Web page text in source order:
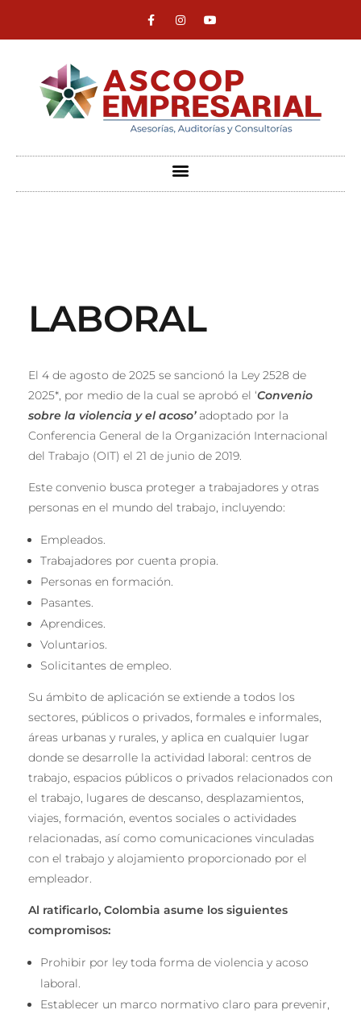
LABORAL
El 4 de agosto de 2025 se sancionó la Ley 2528 de
2025*, por medio de la cual se aprobó el ‘Convenio
sobre la violencia y el acoso’adoptado por la
Conferencia General de la Organización Internacional
del Trabajo (OIT) el 21 de junio de 2019.
Este convenio busca proteger a trabajadores y otras
personas en el mundo del trabajo, incluyendo:
Empleados.
Trabajadores por cuenta propia.
Personas en formación.
Pasantes.
Aprendices.
Voluntarios.
Solicitantes de empleo.
Su ámbito de aplicación se extiende a todos los
sectores, públicos o privados, formales e informales,
áreas urbanas y rurales, y aplica en cualquier lugar
donde se desarrolle la actividad laboral: centros de
trabajo, espacios públicos o privados relacionados con
el trabajo, lugares de descanso, desplazamientos,
viajes, formación, eventos sociales o actividades
relacionadas, así como comunicaciones vinculadas
con el trabajo y alojamiento proporcionado por el
empleador.
Al ratificarlo, Colombia asume los siguientes
compromisos:
Prohibir por ley toda forma de violencia y acoso
laboral.
Establecer un marco normativo claro para prevenir,